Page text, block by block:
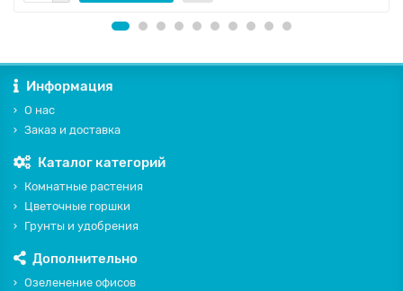
Информация
О нас
Заказ и доставка
Каталог категорий
Комнатные растения
Цветочные горшки
Грунты и удобрения
Дополнительно
Озеленение офисов